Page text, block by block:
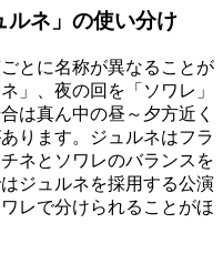
ルネ」の使い分け
とに名称が異なることが
」、夜の回を「ソワレ」
は真ん中の昼～夕方近く
ります。ジュルネはフラ
ネとソワレのバランスを
ジュルネを採用する公演
レで分けられることがほ